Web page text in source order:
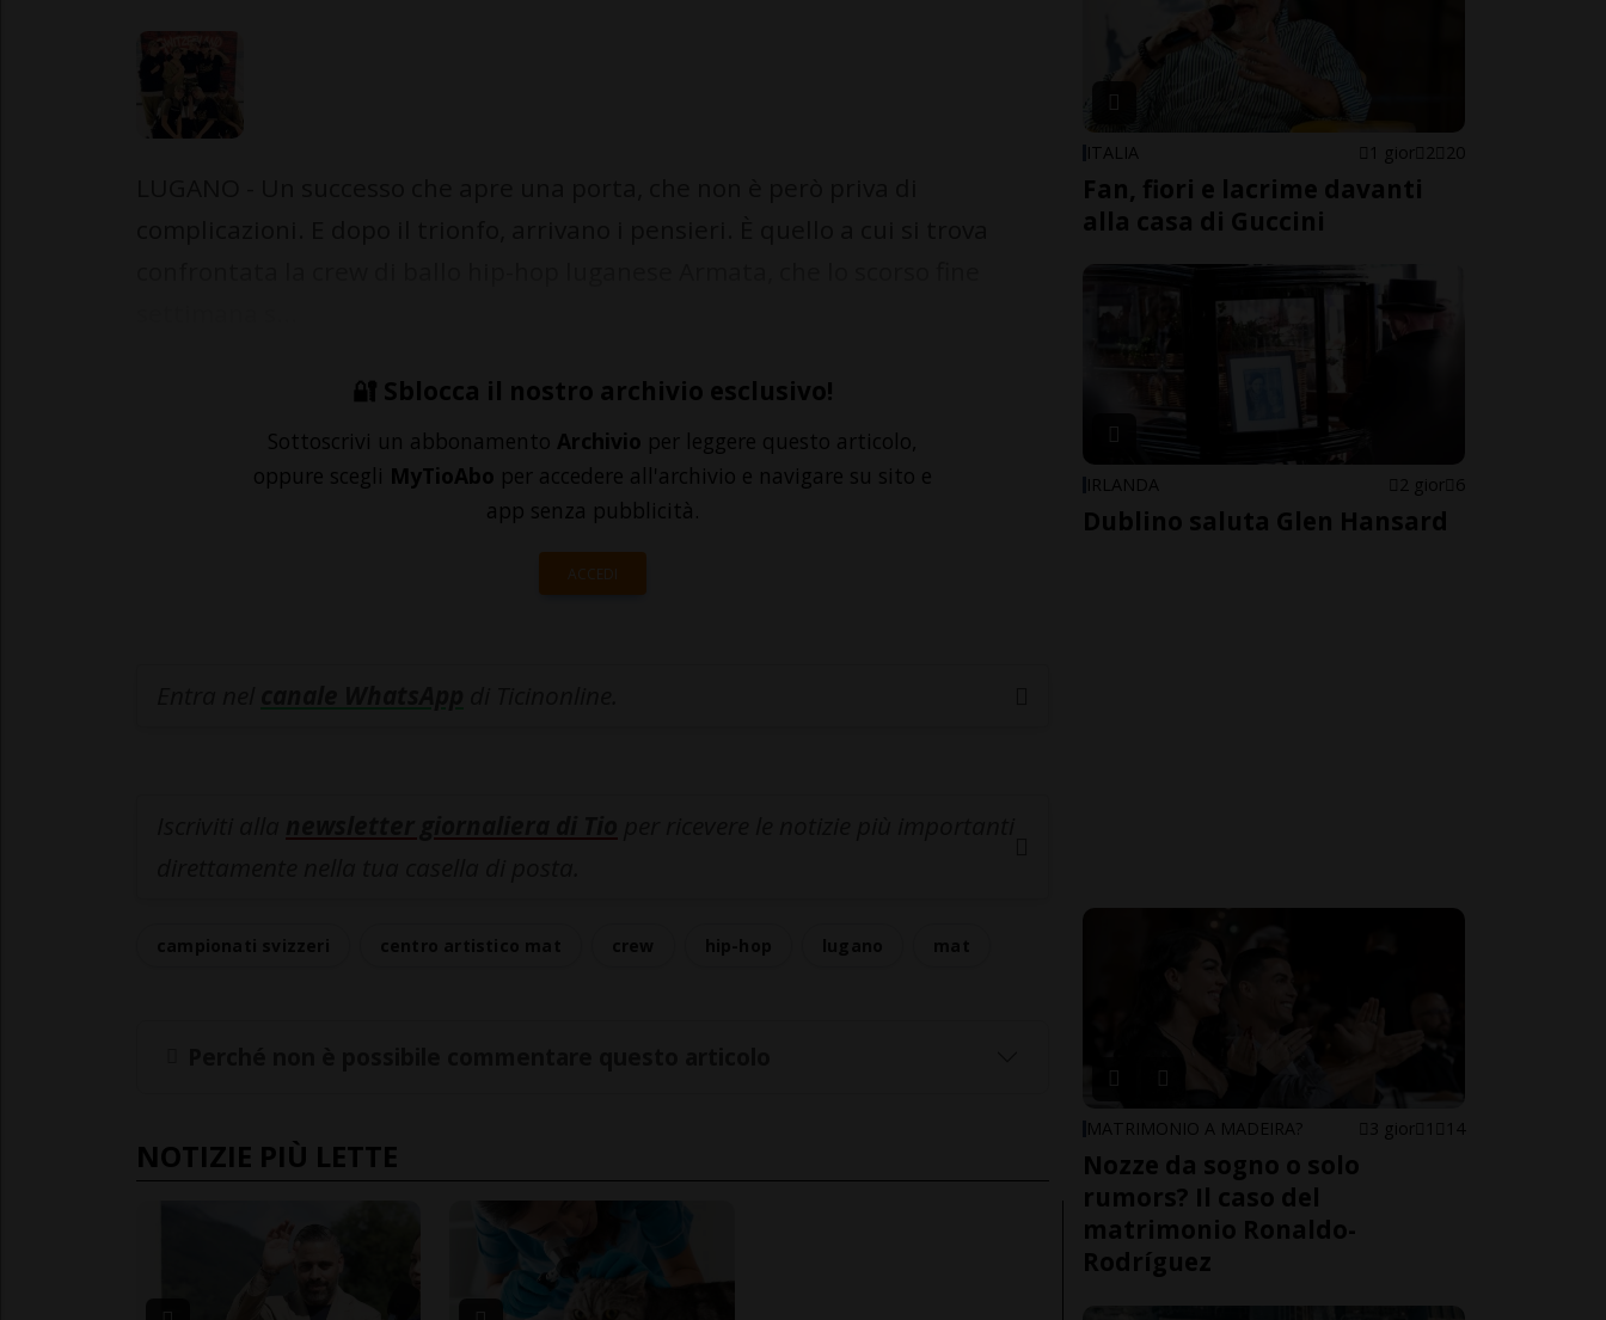
🔐 Sblocca il nostro archivio esclusivo!
Sottoscrivi un abbonamento Archivio per leggere questo articolo,
oppure scegli MyTioAbo per accedere all'archivio e navigare su sito e
app senza pubblicità.
ACCEDI
NOTIZIE PIÙ LETTE
ITALIA 1 gior 2 20
Fan, fiori e lacrime davanti
alla casa di Guccini
IRLANDA 2 gior 6
Dublino saluta Glen Hansard
MATRIMONIO A MADEIRA? 3 gior 1 14
Nozze da sogno o solo
rumors? Il caso del
matrimonio Ronaldo-
Rodríguez